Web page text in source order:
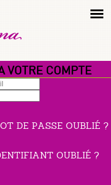
VOTRE COMPTE
DE PASSE OUBLIÉ ?
OUBLIÉ ?